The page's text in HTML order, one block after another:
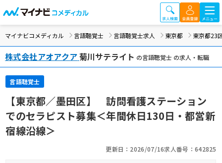
マイナビコメディカル 言語聴覚士 言語聴覚士求人 東京都 東京都23
株式会社アオアクア菊川サテライト の言語聴覚士 の求人・転職
言語聴覚士
【東京都／墨田区】 訪問看護ステーション
でのセラピスト募集＜年間休日130日・都営新
宿線沿線＞
更新日：2026/07/16求人番号：642825